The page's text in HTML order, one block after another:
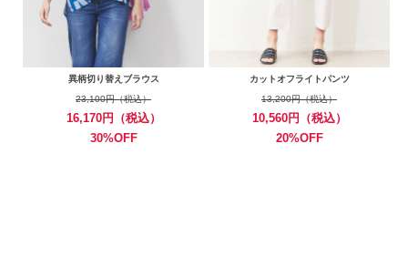
異柄切り替えブラウス
23,100円（税込）
16,170円（税込）
30%OFF
カットオフライトパンツ
13,200円（税込）
10,560円（税込）
20%OFF